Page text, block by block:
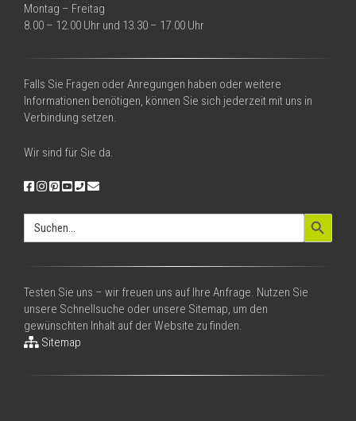
Montag – Freitag
8.00 – 12.00 Uhr und 13.30 – 17.00 Uhr
Falls Sie Fragen oder Anregungen haben oder weitere
Informationen benötigen, können Sie sich jederzeit mit uns in
Verbindung setzen.
Wir sind für Sie da.
Search
for:
Search Button
Testen Sie uns – wir freuen uns auf Ihre Anfrage. Nutzen Sie
unsere Schnellsuche oder unsere Sitemap, um den
gewünschten Inhalt auf der Website zu finden.
Sitemap